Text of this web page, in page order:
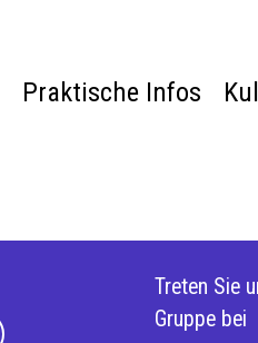
Praktische Infos
Treten Sie
Gruppe bei